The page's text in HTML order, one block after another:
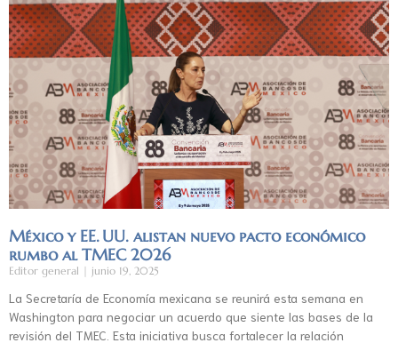
México y EE. UU. alistan nuevo pacto económico
rumbo al TMEC 2026
Editor general junio 19, 2025
La Secretaría de Economía mexicana se reunirá esta semana en
Washington para negociar un acuerdo que siente las bases de la
revisión del TMEC. Esta iniciativa busca fortalecer la relación